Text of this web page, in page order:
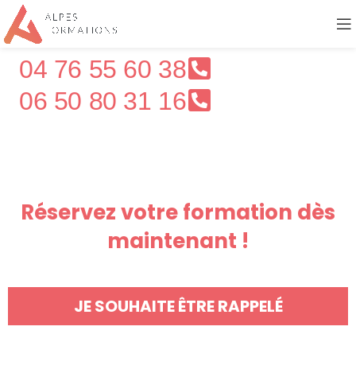
04 76 55 60 38
06 50 80 31 16
Réservez votre formation dès
maintenant !
JE SOUHAITE ÊTRE RAPPELÉ